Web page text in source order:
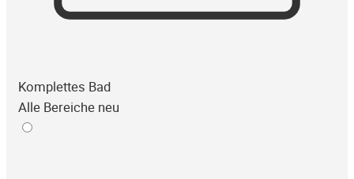
Komplettes Bad
Alle Bereiche neu